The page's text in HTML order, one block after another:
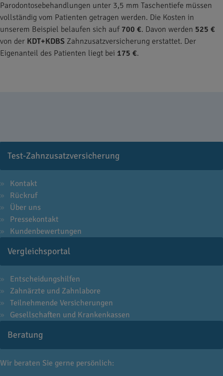
Parodontosebehandlungen unter 3,5 mm Taschentiefe müssen
vollständig vom Patienten getragen werden. Die Kosten in
unserem Beispiel belaufen sich auf 700 €. Davon werden 525 €
von der KDT+KDBS Zahnzusatzversicherung erstattet. Der
Eigenanteil des Patienten liegt bei 175 €.
Test-Zahnzusatzversicherung
Kontakt
Rückruf
Über uns
Pressekontakt
Kundenbewertungen
Vergleichsportal
Entscheidungshilfen
Zahnärzte und Zahnlabore
Teilnehmende Versicherungen
Gesellschaften und Krankenkassen
Beratung
Wir beraten Sie gerne persönlich: